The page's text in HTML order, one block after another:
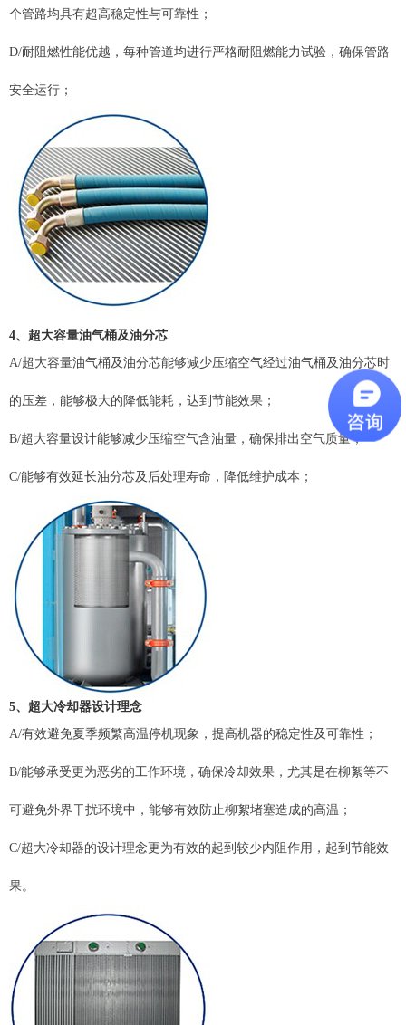
个管路均具有超高稳定性与可靠性；
D/耐阻燃性能优越，每种管道均进行严格耐阻燃能力试验，确保管路
安全运行；
4、超大容量油气桶及油分芯
A/超大容量油气桶及油分芯能够减少压缩空气经过油气桶及油分芯时
的压差，能够极大的降低能耗，达到节能效果；
B/超大容量设计能够减少压缩空气含油量，确保排出空气质量；
C/能够有效延长油分芯及后处理寿命，降低维护成本；
5、 超大冷却器设计理念
A/有效避免夏季频繁高温停机现象，提高机器的稳定性及可靠性；
B/能够承受更为恶劣的工作环境，确保冷却效果，尤其是在柳絮等不
可避免外界干扰环境中，能够有效防止柳絮堵塞造成的高温；
C/超大冷却器的设计理念更为有效的起到较少内阻作用，起到节能效
果。